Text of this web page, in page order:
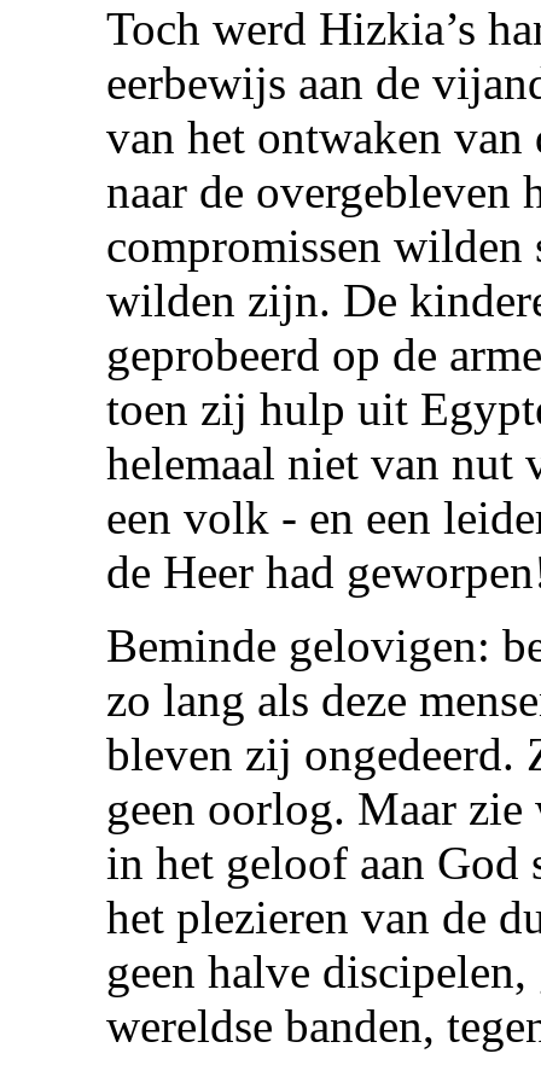
Toch werd Hizkia’s
eerbewijs aan de
van het ontwaken van
naar de overgebleven
compromissen
wilden zijn. De
geprobeerd op de
toen zij hulp uit
helemaal niet van nut
een volk - en een
de Heer had
Beminde gelovigen:
zo lang als deze
bleven zij ongedeerd.
geen oorlog. Maar
in het geloof aan God
het plezieren van de
geen halve
wereldse banden,